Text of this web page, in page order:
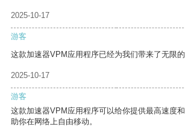
2025-10-17
游客
这款加速器VPM应用程序已经为我们带来了无限的
2025-10-17
游客
这款加速器VPM应用程序可以给你提供最高速度
助你在网络上自由移动。